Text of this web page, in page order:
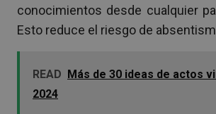
conocimientos desde cualquier
Esto reduce el riesgo de
READ Más de 30 ideas de actos
2024